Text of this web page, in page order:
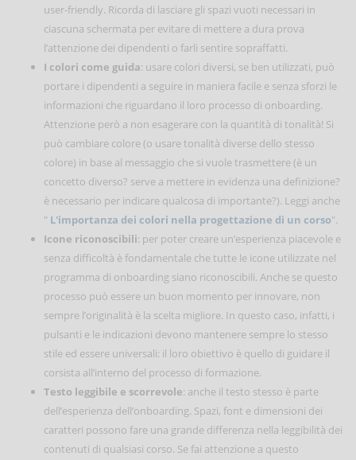
user-friendly. Ricorda di lasciare gli spazi vuoti necessari in
ciascuna schermata per evitare di mettere a dura prova
l’attenzione dei dipendenti o farli sentire sopraffatti.
I colori come guida: usare colori diversi, se ben utilizzati, può
portare i dipendenti a seguire in maniera facile e senza sforzi le
informazioni che riguardano il loro processo di onboarding.
Attenzione però a non esagerare con la quantità di tonalità! Si
può cambiare colore (o usare tonalità diverse dello stesso
colore) in base al messaggio che si vuole trasmettere (è un
concetto diverso? serve a mettere in evidenza una definizione?
è necessario per indicare qualcosa di importante?). Leggi anche
" L'importanza dei colori nella progettazione di un corso".
Icone riconoscibili: per poter creare un’esperienza piacevole e
senza difficoltà è fondamentale che tutte le icone utilizzate nel
programma di onboarding siano riconoscibili. Anche se questo
processo può essere un buon momento per innovare, non
sempre l’originalità è la scelta migliore. In questo caso, infatti, i
pulsanti e le indicazioni devono mantenere sempre lo stesso
stile ed essere universali: il loro obiettivo è quello di guidare il
corsista all’interno del processo di formazione.
Testo leggibile e scorrevole: anche il testo stesso è parte
dell’esperienza dell’onboarding. Spazi, font e dimensioni dei
caratteri possono fare una grande differenza nella leggibilità dei
contenuti di qualsiasi corso. Se fai attenzione a questo